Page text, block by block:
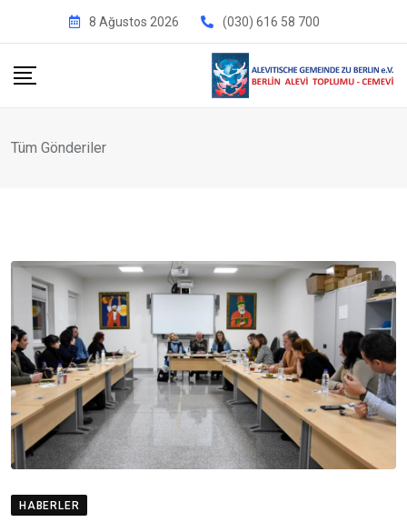
8 Ağustos 2026 (030) 616 58 700
Tüm Gönderiler
HABERLER